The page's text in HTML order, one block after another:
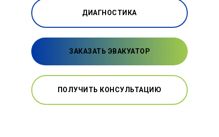
ДИАГНОСТИКА
ЗАКАЗАТЬ ЭВАКУАТОР
ПОЛУЧИТЬ КОНСУЛЬТАЦИЮ